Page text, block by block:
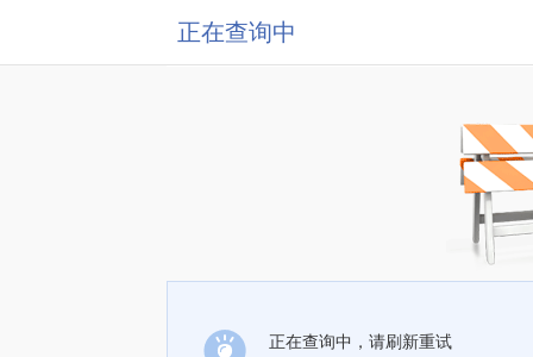
正在查询中
正在查询中，请刷新重试